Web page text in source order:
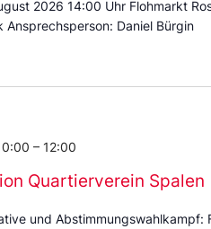
2026 14:00 Uhr Flohmarkt
Ansprechsperson: Daniel Bürgin
Quartierverein Spalen
– 12:00
und Abstimmungswahlkampf: